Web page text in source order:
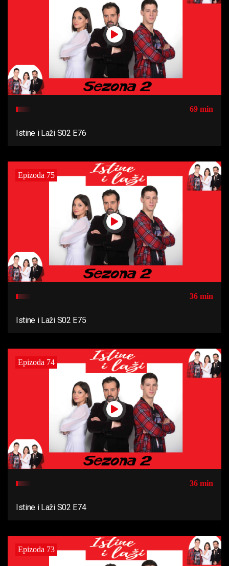
69 min
Istine i Laži S02 E76
Epizoda 75
36 min
Istine i Laži S02 E75
Epizoda 74
36 min
Istine i Laži S02 E74
Epizoda 73